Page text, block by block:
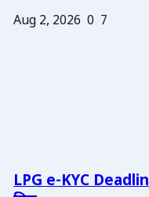
Aug 2, 2026 0 7
LPG e-KYC